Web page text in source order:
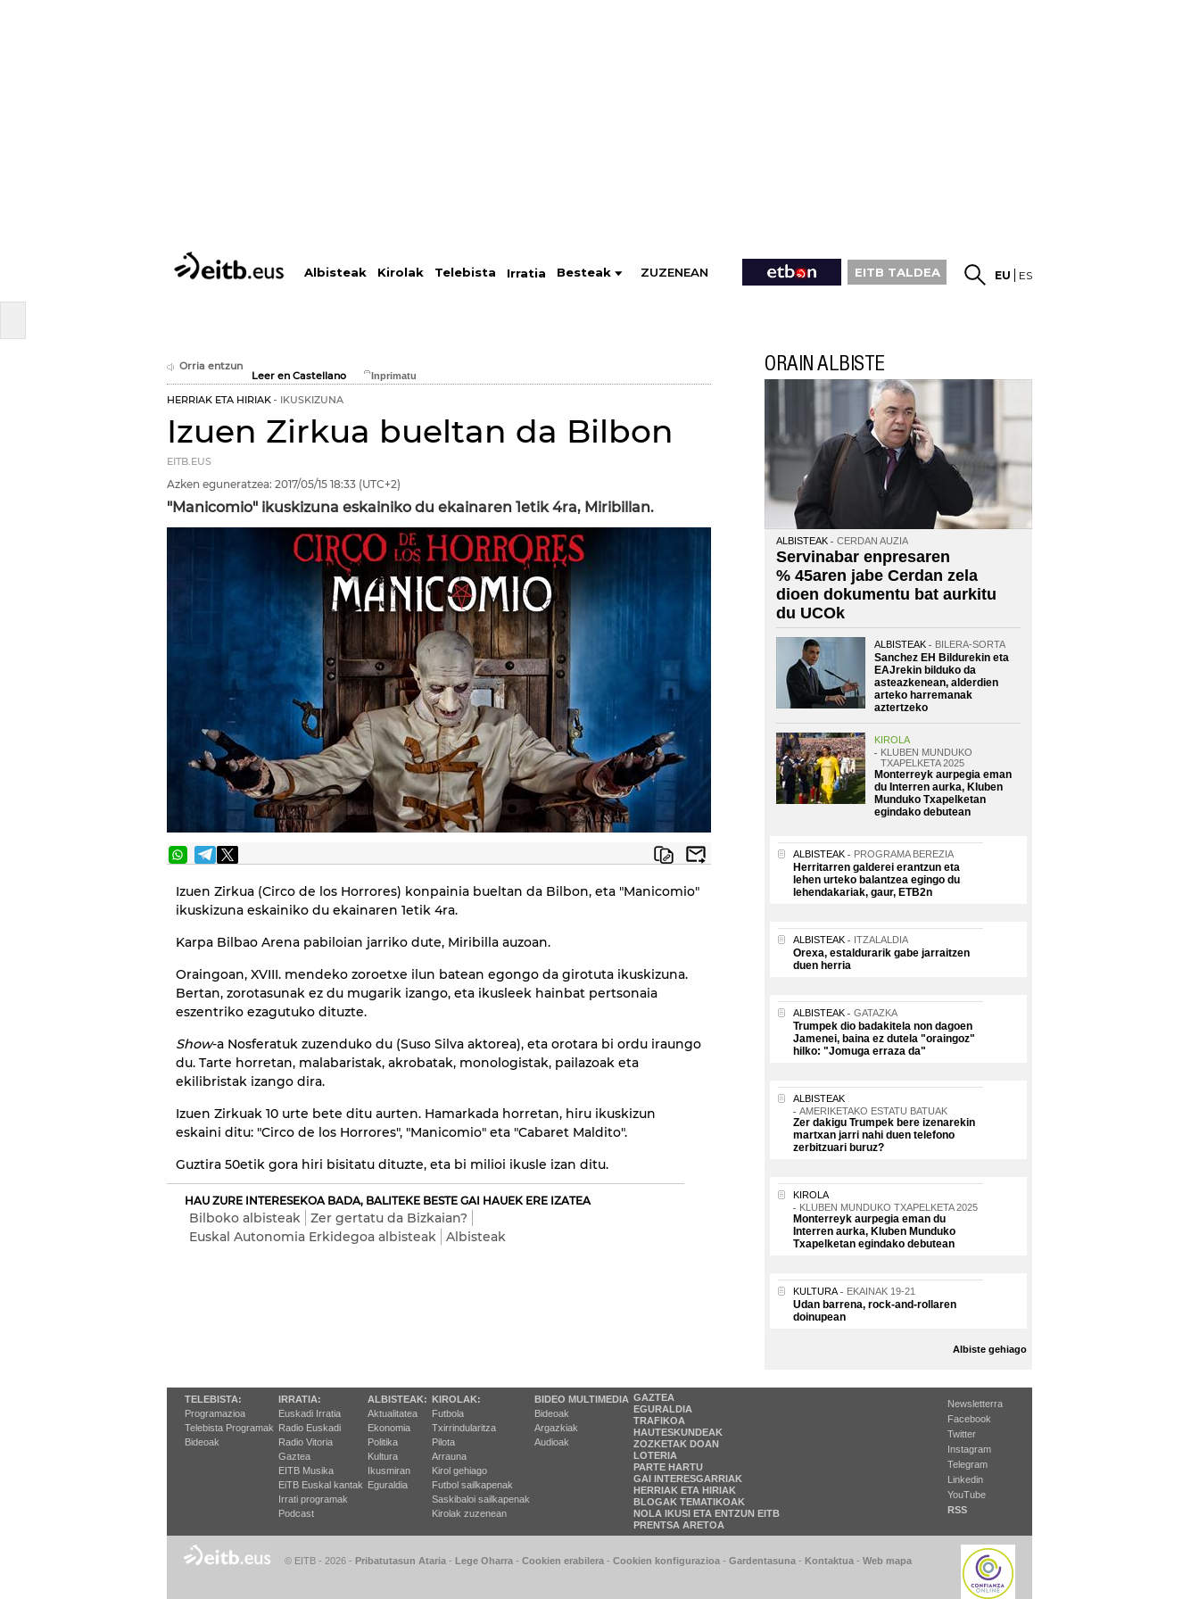
Albisteak Kirolak Telebista Irratia Besteak ZUZENEAN EITB TALDEA EU ES
Orria entzun
Leer en Castellano
HERRIAK ETA HIRIAK IKUSKIZUNA
Izuen Zirkua bueltan da Bilbon
EITB.EUS
Azken eguneratzea: 2017/05/15 18:33 (UTC+2)
"Manicomio" ikuskizuna eskainiko du ekainaren 1etik 4ra, Miribillan.
Izuen Zirkua (Circo de los Horrores) konpainia bueltan da Bilbon, eta "Manicomio"
ikuskizuna eskainiko du ekainaren 1etik 4ra.
Karpa Bilbao Arena pabiloian jarriko dute, Miribilla auzoan.
Oraingoan, XVIII. mendeko zoroetxe ilun batean egongo da girotuta ikuskizuna.
Bertan, zorotasunak ez du mugarik izango, eta ikusleek hainbat pertsonaia
eszentriko ezagutuko dituzte.
Show-a Nosferatuk zuzenduko du (Suso Silva aktorea), eta orotara bi ordu iraungo
du. Tarte horretan, malabaristak, akrobatak, monologistak, pailazoak eta
ekilibristak izango dira.
Izuen Zirkuak 10 urte bete ditu aurten. Hamarkada horretan, hiru ikuskizun
eskaini ditu: "Circo de los Horrores", "Manicomio" eta "Cabaret Maldito".
Guztira 50etik gora hiri bisitatu dituzte, eta bi milioi ikusle izan ditu.
HAU ZURE INTERESEKOA BADA, BALITEKE BESTE GAI HAUEK ERE IZATEA
Bilboko albisteak
Zer gertatu da Bizkaian?
Euskal Autonomia Erkidegoa albisteak
Albisteak
ORAIN ALBISTE
ALBISTEAK CERDAN AUZIA
Servinabar enpresaren
% 45aren jabe Cerdan zela
dioen dokumentu bat aurkitu
du UCOk
ALBISTEAK BILERA-SORTA
Sanchez EH Bildurekin eta
EAJrekin bilduko da
asteazkenean, alderdien
arteko harremanak
aztertzeko
KIROLA
KLUBEN MUNDUKO
TXAPELKETA 2025
Monterreyk aurpegia eman
du Interren aurka, Kluben
Munduko Txapelketan
egindako debutean
ALBISTEAK PROGRAMA BEREZIA
Herritarren galderei erantzun eta
lehen urteko balantzea egingo du
lehendakariak, gaur, ETB2n
ALBISTEAK ITZALALDIA
Orexa, estaldurarik gabe jarraitzen
duen herria
ALBISTEAK GATAZKA
Trumpek dio badakitela non dagoen
Jamenei, baina ez dutela "oraingoz"
hilko: "Jomuga erraza da"
ALBISTEAK
AMERIKETAKO ESTATU BATUAK
Zer dakigu Trumpek bere izenarekin
martxan jarri nahi duen telefono
zerbitzuari buruz?
KIROLA
KLUBEN MUNDUKO TXAPELKETA 2025
Monterreyk aurpegia eman du
Interren aurka, Kluben Munduko
Txapelketan egindako debutean
KULTURA EKAINAK 19-21
Udan barrena, rock-and-rollaren
doinupean
Albiste gehiago
TELEBISTA:
Programazioa
Telebista Programak
Bideoak
IRRATIA:
Euskadi Irratia
Radio Euskadi
Radio Vitoria
Gaztea
EITB Musika
EiTB Euskal kantak
Irrati programak
Podcast
ALBISTEAK:
Aktualitatea
Ekonomia
Politika
Kultura
Ikusmiran
Eguraldia
KIROLAK:
Futbola
Txirrindularitza
Pilota
Arrauna
Kirol gehiago
Futbol sailkapenak
Saskibaloi sailkapenak
Kirolak zuzenean
BIDEO MULTIMEDIA
Bideoak
Argazkiak
Audioak
GAZTEA
EGURALDIA
TRAFIKOA
HAUTESKUNDEAK
ZOZKETAK DOAN
LOTERIA
PARTE HARTU
GAI INTERESGARRIAK
HERRIAK ETA HIRIAK
BLOGAK TEMATIKOAK
NOLA IKUSI ETA ENTZUN EITB
PRENTSA ARETOA
Newsletterra
Facebook
Twitter
Instagram
Telegram
Linkedin
YouTube
RSS
© EITB - 2026 - Pribatutasun Ataria - Lege Oharra - Cookien erabilera - Cookien konfigurazioa - Gardentasuna - Kontaktua - Web mapa